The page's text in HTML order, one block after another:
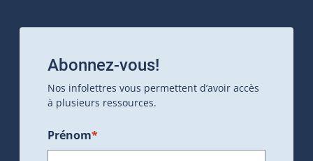
Abonnez-vous!
Nos infolettres vous permettent d’avoir accès
à plusieurs ressources.
Prénom*